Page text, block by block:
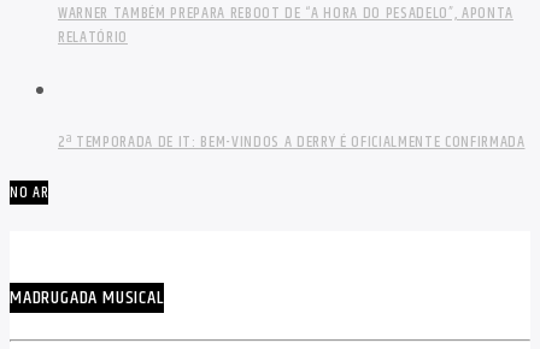
WARNER TAMBÉM PREPARA REBOOT DE “A HORA DO PESADELO”, APONTA
RELATÓRIO
2ª TEMPORADA DE IT: BEM-VINDOS A DERRY É OFICIALMENTE CONFIRMADA
NO AR
MADRUGADA MUSICAL